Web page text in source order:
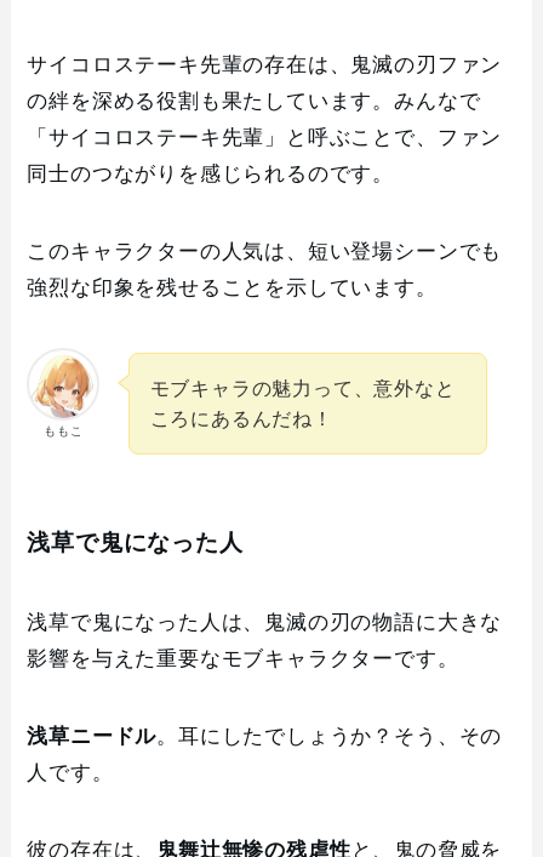
サイコロステーキ先輩の存在は、鬼滅の刃ファン
の絆を深める役割も果たしています。みんなで
「サイコロステーキ先輩」と呼ぶことで、ファン
同士のつながりを感じられるのです。
このキャラクターの人気は、短い登場シーンでも
強烈な印象を残せることを示しています。
ももこ
モブキャラの魅力って、意外なと
ころにあるんだね！
浅草で鬼になった人
浅草で鬼になった人は、鬼滅の刃の物語に大きな
影響を与えた重要なモブキャラクターです。
浅草ニードル。耳にしたでしょうか？そう、その
人です。
彼の存在は、 鬼舞辻無惨の残虐性 と、鬼の脅威を